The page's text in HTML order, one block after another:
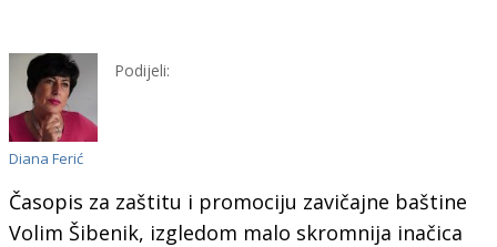
Diana Ferić
Podijeli:
Časopis za zaštitu i promociju zavičajne baštine
Volim Šibenik, izgledom malo skromnija inačica